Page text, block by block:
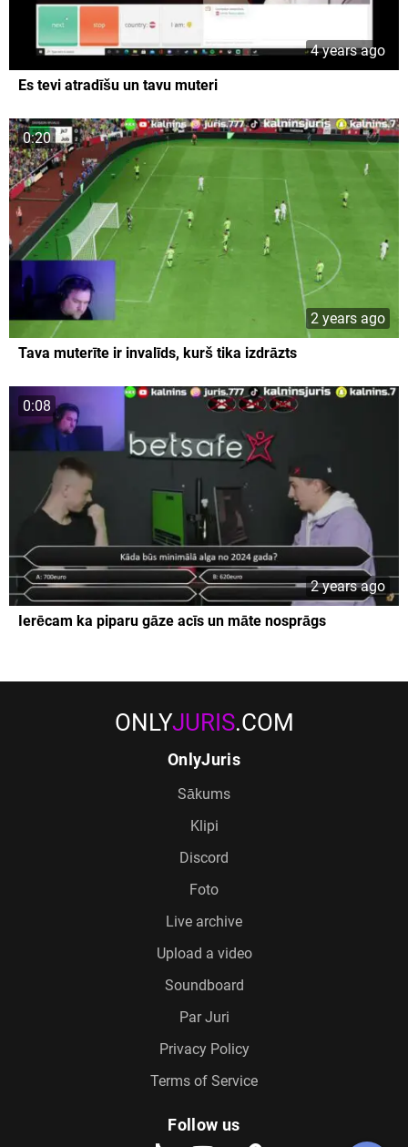
4 years ago
Es tevi atradīšu un tavu muteri
0:20
2 years ago
Tava muterīte ir invalīds, kurš tika izdrāzts
0:08
2 years ago
Ierēcam ka piparu gāze acīs un māte nosprāgs
ONLYJURIS.COM
OnlyJuris
Sākums
Klipi
Discord
Foto
Live archive
Upload a video
Soundboard
Par Juri
Privacy Policy
Terms of Service
Follow us